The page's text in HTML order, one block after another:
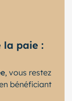
paie :
, vous restez
bénéficiant